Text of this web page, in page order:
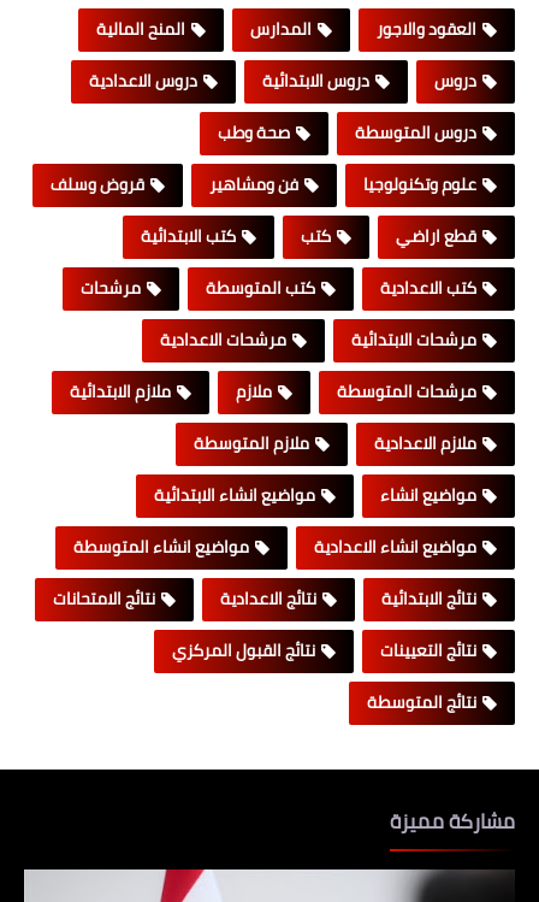
العقود والاجور
المدارس
المنح المالية
دروس
دروس الابتدائية
دروس الاعدادية
دروس المتوسطة
صحة وطب
علوم وتكنولوجيا
فن ومشاهير
قروض وسلف
قطع اراضي
كتب
كتب الابتدائية
كتب الاعدادية
كتب المتوسطة
مرشحات
مرشحات الابتدائية
مرشحات الاعدادية
مرشحات المتوسطة
ملازم
ملازم الابتدائية
ملازم الاعدادية
ملازم المتوسطة
مواضيع انشاء
مواضيع انشاء الابتدائية
مواضيع انشاء الاعدادية
مواضيع انشاء المتوسطة
نتائج الابتدائية
نتائج الاعدادية
نتائج الامتحانات
نتائج التعيينات
نتائج القبول المركزي
نتائج المتوسطة
مشاركة مميزة